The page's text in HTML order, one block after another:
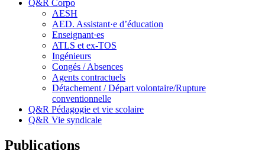
Q&R Corpo
AESH
AED. Assistant·e d’éducation
Enseignant·es
ATLS et ex-TOS
Ingénieurs
Congés / Absences
Agents contractuels
Détachement / Départ volontaire/Rupture
conventionnelle
Q&R Pédagogie et vie scolaire
Q&R Vie syndicale
Publications